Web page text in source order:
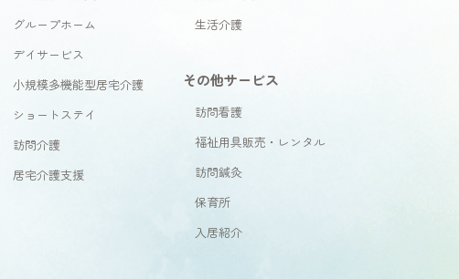
グループホーム
デイサービス
小規模多機能型居宅介護
ショートステイ
訪問介護
居宅介護支援
生活介護
その他サービス
訪問看護
福祉用具販売・レンタル
訪問鍼灸
保育所
入居紹介